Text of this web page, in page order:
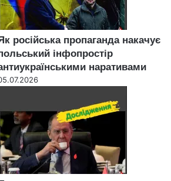
російська пропаганда накачує
інфопростір
наративами